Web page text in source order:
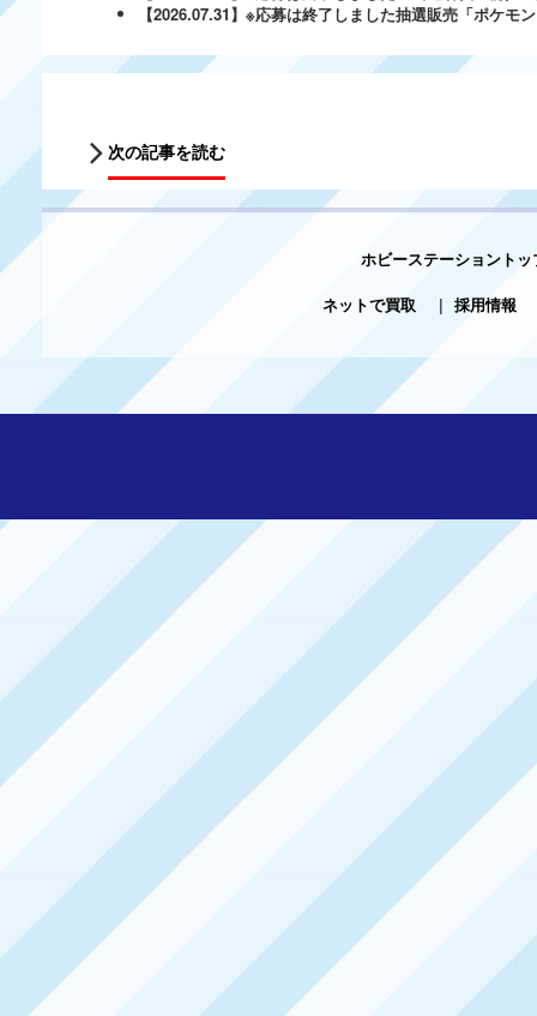
【2026.07.31】※応募は終了しました抽選販売「ポケ
次の記事を読む
ホビーステーショントッ
ネットで買取
| 採用情報